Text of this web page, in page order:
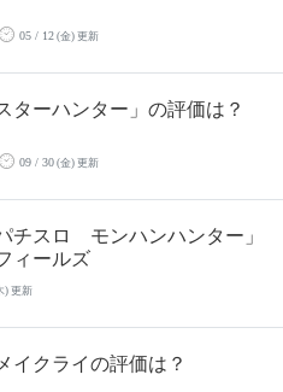
05 / 12(金) 更新
ターハンター」の評価は？
09 / 30(金) 更新
チスロ モンハンハンター」
ィールズ
) 更新
イクライの評価は？